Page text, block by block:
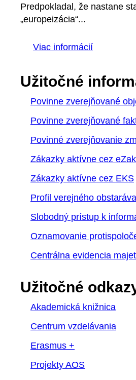
Predpokladal, že nastane
„europeizácia“...
Viac informácií
Užitočné
Povinne zverejňované
Povinne zverejňované
Povinné zverejňovanie
Zákazky aktívne cez
Zákazky aktívne cez EKS
Profil verejného
Slobodný prístup k
Oznamovanie
Centrálna evidencia
Užitočné
Akademická knižnica
Centrum vzdelávania
Erasmus +
Projekty AOS